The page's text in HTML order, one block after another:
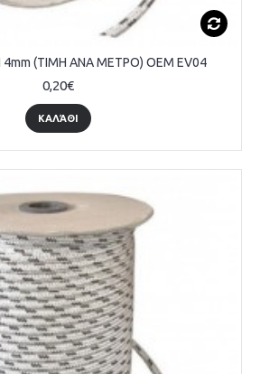
(ΤΙΜΗ ΑΝΑ ΜΕΤΡΟ) OEM EV04
0,20€
ΚΑΛΆΘΙ